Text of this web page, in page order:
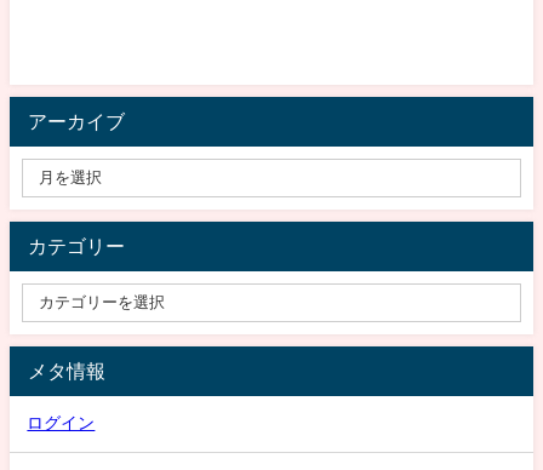
アーカイブ
カテゴリー
メタ情報
ログイン